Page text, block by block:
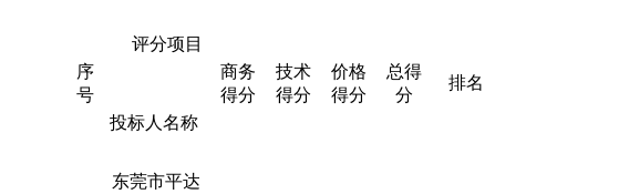
序
号
评分项目
投标人名称
商务
得分
技术
得分
价格
得分
总得
分
排名
东莞市平达